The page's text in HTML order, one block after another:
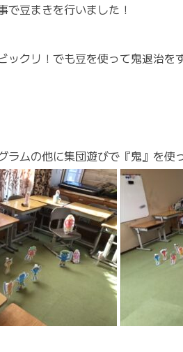
で豆まきを行いました！
ックリ！でも豆を使って鬼退治を
ラムの他に集団遊びで『鬼』を